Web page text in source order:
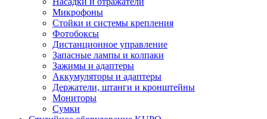
Микрофоны
Стойки и системы крепления
Фотобоксы
Дистанционное управление
Запасные лампы и колпаки
Зажимы и адаптеры
Аккумуляторы и адаптеры
Держатели, штанги и кронштейны
Мониторы
Сумки